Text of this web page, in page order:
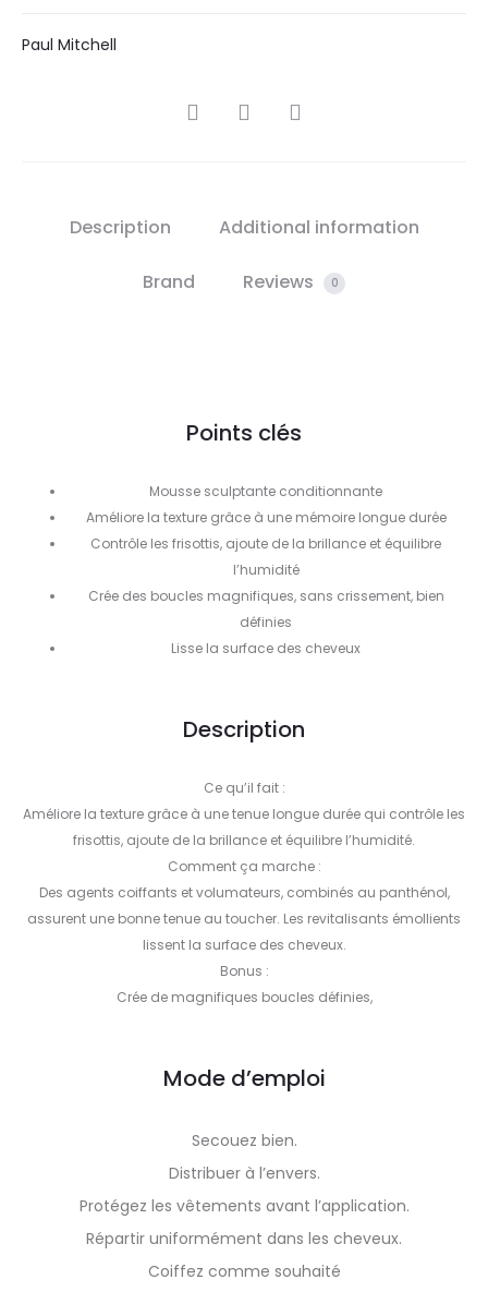
Paul Mitchell
SHARE
Description Additional information
Brand Reviews 0
Points clés
Mousse sculptante conditionnante
Améliore la texture grâce à une mémoire longue durée
Contrôle les frisottis, ajoute de la brillance et équilibre
l’humidité
Crée des boucles magnifiques, sans crissement, bien
définies
Lisse la surface des cheveux
Description
Ce qu’il fait :
Améliore la texture grâce à une tenue longue durée qui contrôle les
frisottis, ajoute de la brillance et équilibre l’humidité.
Comment ça marche :
Des agents coiffants et volumateurs, combinés au panthénol,
assurent une bonne tenue au toucher. Les revitalisants émollients
lissent la surface des cheveux.
Bonus :
Crée de magnifiques boucles définies,
Mode d’emploi
Secouez bien.
Distribuer à l’envers.
Protégez les vêtements avant l’application.
Répartir uniformément dans les cheveux.
Coiffez comme souhaité